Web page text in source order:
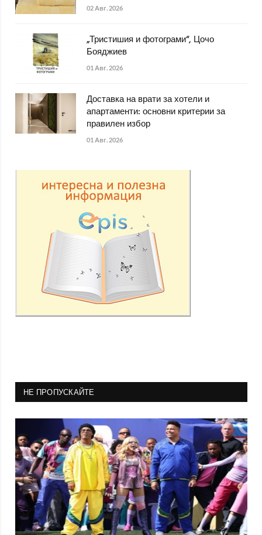
02 Авг. 2026
„Тристишия и фотограми“, Цочо
Бояджиев
01 Авг. 2026
Доставка на врати за хотели и
апартаменти: основни критерии за
правилен избор
01 Авг. 2026
НЕ ПРОПУСКАЙТЕ